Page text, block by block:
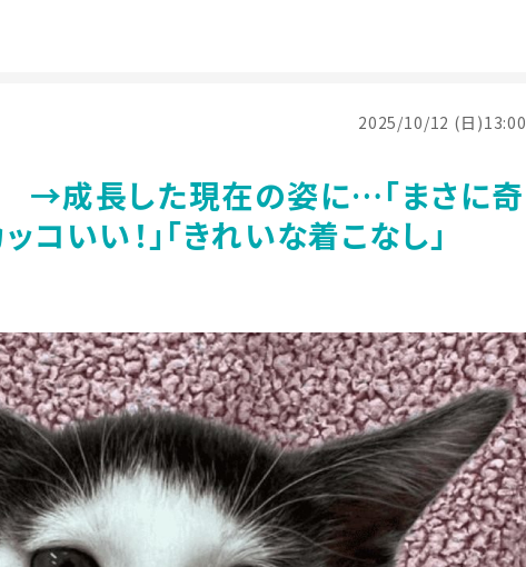
2025/10/12 (日)13:00
→成長した現在の姿に…「まさに奇
コいい！」「きれいな着こなし」